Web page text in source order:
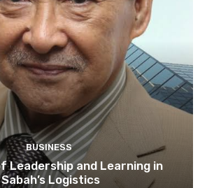
BUSINESS
Leadership and Learning in
Sabah’s Logistics